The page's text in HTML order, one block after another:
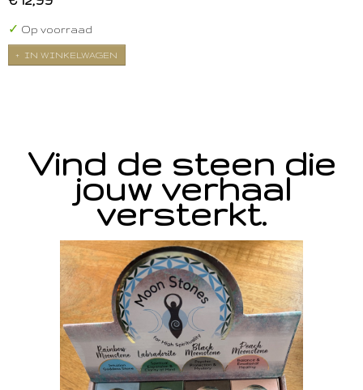
✓ Op voorraad
IN WINKELWAGEN
Vind de steen die
jouw verhaal
versterkt.